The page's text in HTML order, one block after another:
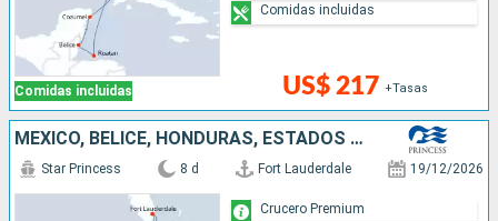
Comidas incluidas US$ 217 +Tasas
Comidas incluidas
MÉXICO, BELICE, HONDURAS, ESTADOS UNIDOS
Star Princess 8 d Fort Lauderdale 19/12/2026
Crucero Premium